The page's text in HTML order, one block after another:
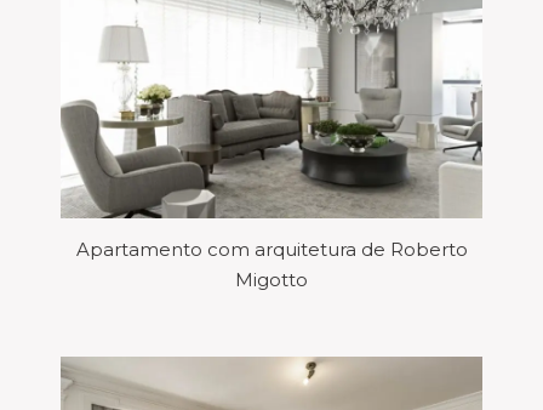
Apartamento com arquitetura de Roberto
Migotto